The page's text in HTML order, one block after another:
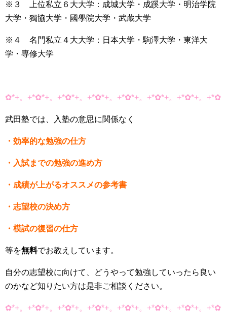
※３ 上位私立６大大学：成城大学・成蹊大学・明治学院
大学・獨協大学・國學院大学・武蔵大学
※４ 名門私立４大大学：日本大学・駒澤大学・東洋大
学・専修大学
✿*+。+*✿*+。+*✿*+。+*✿*+。+*✿*+。+*✿*+。+*✿*+。+*✿
武田塾では、入塾の意思に関係なく
・効率的な勉強の仕方
・入試までの勉強の進め方
・成績が上がるオススメの参考書
・志望校の決め方
・模試の復習の仕方
等を無料でお教えしています。
自分の志望校に向けて、どうやって勉強していったら良い
のかなど知りたい方は是非ご相談ください。
✿*+。+*✿*+。+*✿*+。+*✿*+。+*✿*+。+*✿*+。+*✿*+。+*✿